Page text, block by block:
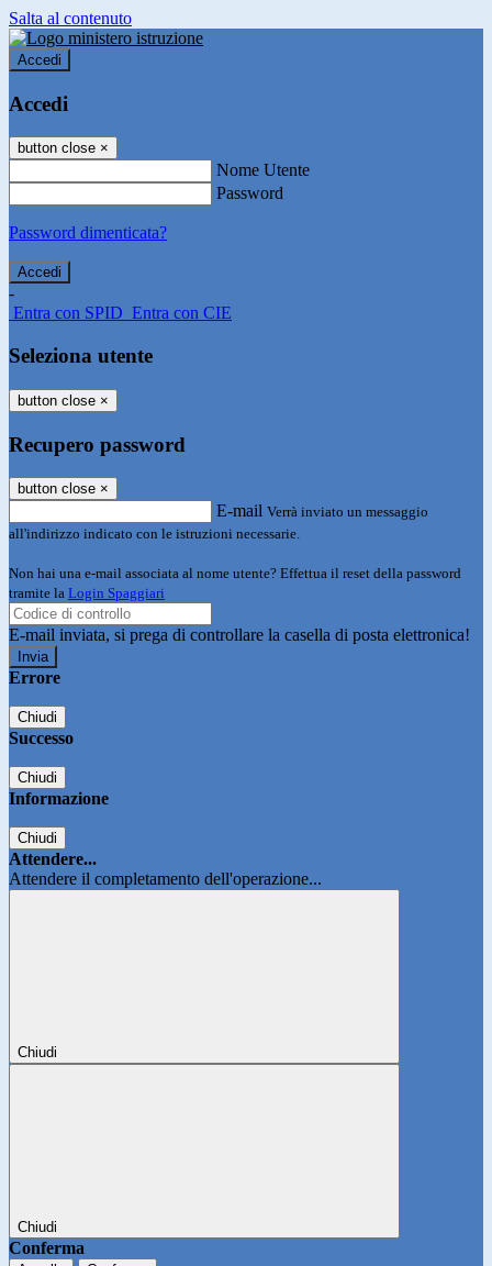
Salta al contenuto
Accedi
Accedi
button close ×
Nome Utente
Password
Password dimenticata?
-
Entra con SPID Entra con CIE
Seleziona utente
button close ×
Recupero password
button close ×
E-mail Verrà inviato un messaggio
all'indirizzo indicato con le istruzioni necessarie.
Non hai una e-mail associata al nome utente? Effettua il reset della password
tramite la Login Spaggiari
E-mail inviata, si prega di controllare la casella di posta elettronica!
Errore
Chiudi
Successo
Chiudi
Informazione
Chiudi
Attendere...
Attendere il completamento dell'operazione...
Chiudi
Chiudi
Conferma